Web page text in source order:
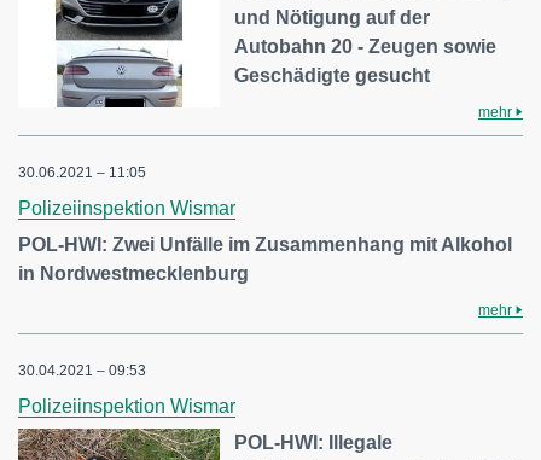
und Nötigung auf der
Autobahn 20 - Zeugen sowie
Geschädigte gesucht
mehr
30.06.2021 – 11:05
Polizeiinspektion Wismar
POL-HWI: Zwei Unfälle im Zusammenhang mit Alkohol
in Nordwestmecklenburg
mehr
30.04.2021 – 09:53
Polizeiinspektion Wismar
POL-HWI: Illegale